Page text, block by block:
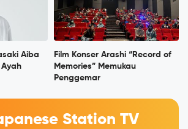
Aiba
Film Konser Arashi “Record of
Memories” Memukau
Penggemar
Station TV